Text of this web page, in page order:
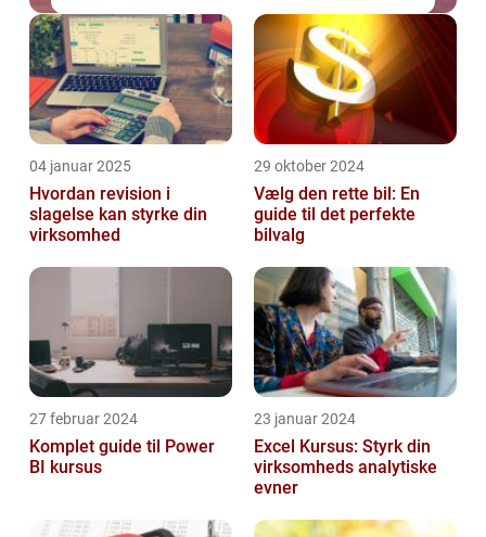
04 januar 2025
Hvordan revision i
slagelse kan styrke din
virksomhed
29 oktober 2024
Vælg den rette bil: En
guide til det perfekte
bilvalg
27 februar 2024
Komplet guide til Power
BI kursus
23 januar 2024
Excel Kursus: Styrk din
virksomheds analytiske
evner